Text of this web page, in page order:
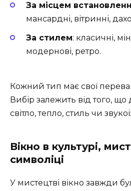
За місцем
мансардні, вітринні,
За стилем: класичні,
модернові, ретро.
Кожний тип має свої
Вибір залежить від того,
світло, тепло, стиль чи
Вікно в культурі,
символіці
У мистецтві вікно завжди